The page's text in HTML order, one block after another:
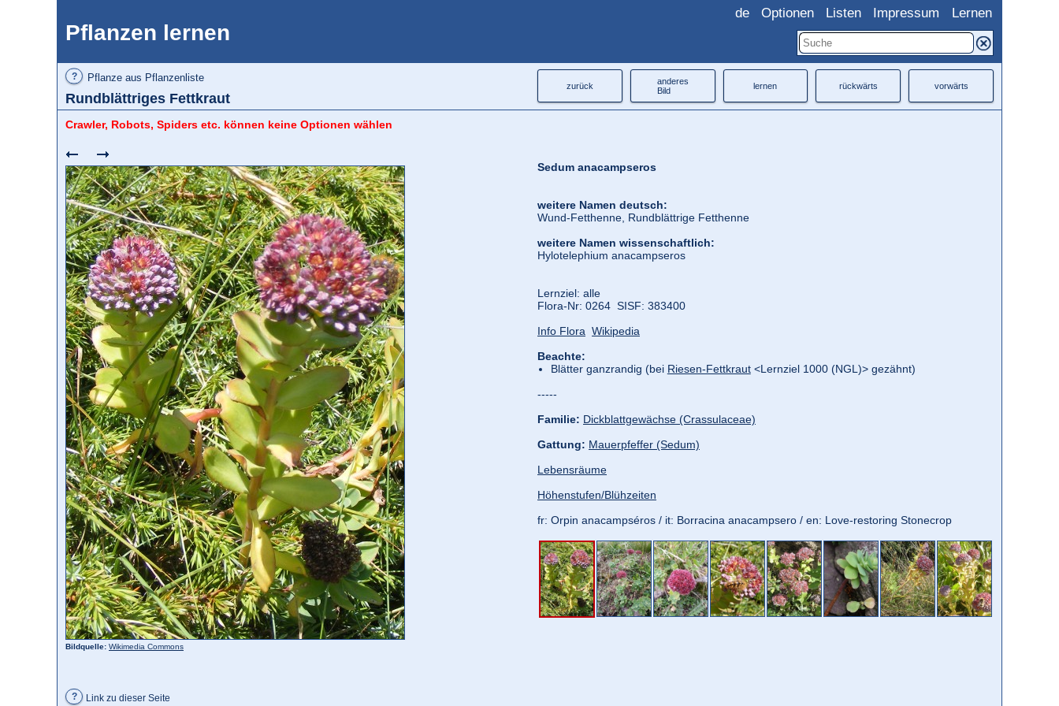
Pflanzen lernen
de Optionen Listen Impressum Lernen
? Pflanze aus Pflanzenliste
Rundblättriges Fettkraut
zurück
anderes
Bild
lernen rückwärts vorwärts
Crawler, Robots, Spiders etc. können keine Optionen wählen
Bildquelle: Wikimedia Commons
Sedum anacampseros
weitere Namen deutsch:
Wund-Fetthenne, Rundblättrige Fetthenne
weitere Namen wissenschaftlich:
Hylotelephium anacampseros
Lernziel: alle
Flora‑Nr: 0264 SISF: 383400
Info Flora Wikipedia
Beachte:
Blätter ganzrandig (bei Riesen-Fettkraut<Lernziel 1000 (NGL)> gezähnt)
-----
Familie: Dickblattgewächse (Crassulaceae)
Gattung: Mauerpfeffer (Sedum)
Lebensräume
Höhenstufen/Blühzeiten
fr: Orpin anacampséros / it: Borracina anacampsero / en: Love-restoring Stonecrop
? Link zu dieser Seite